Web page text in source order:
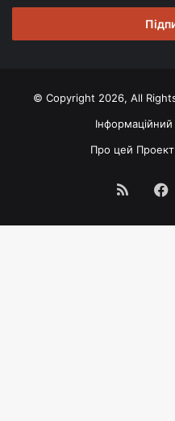
email
© Copyright 2026, All
Про цей Проект
RSS